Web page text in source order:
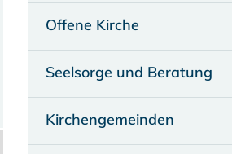
Offene Kirche
Seelsorge und Beratung
Kirchengemeinden